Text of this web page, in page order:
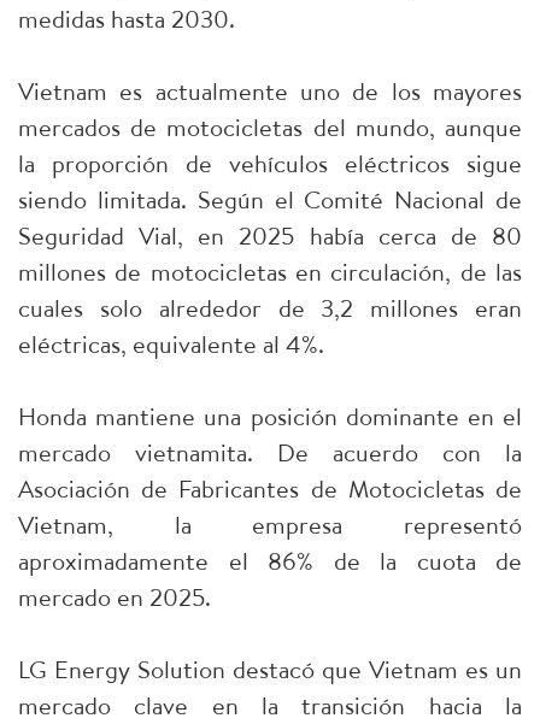
medidas hasta 2030.
Vietnam es actualmente uno de los mayores
mercados de motocicletas del mundo, aunque
la proporción de vehículos eléctricos sigue
siendo limitada. Según el Comité Nacional de
Seguridad Vial, en 2025 había cerca de 80
millones de motocicletas en circulación, de las
cuales solo alrededor de 3,2 millones eran
eléctricas, equivalente al 4%.
Honda mantiene una posición dominante en el
mercado vietnamita. De acuerdo con la
Asociación de Fabricantes de Motocicletas de
Vietnam, la empresa representó
aproximadamente el 86% de la cuota de
mercado en 2025.
LG Energy Solution destacó que Vietnam es un
mercado clave en la transición hacia la